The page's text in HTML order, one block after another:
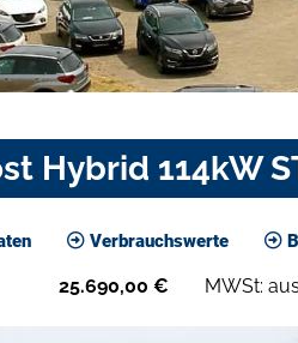
Hybrid 114kW
Verbrauchswerte
25.690,00 € MWSt: